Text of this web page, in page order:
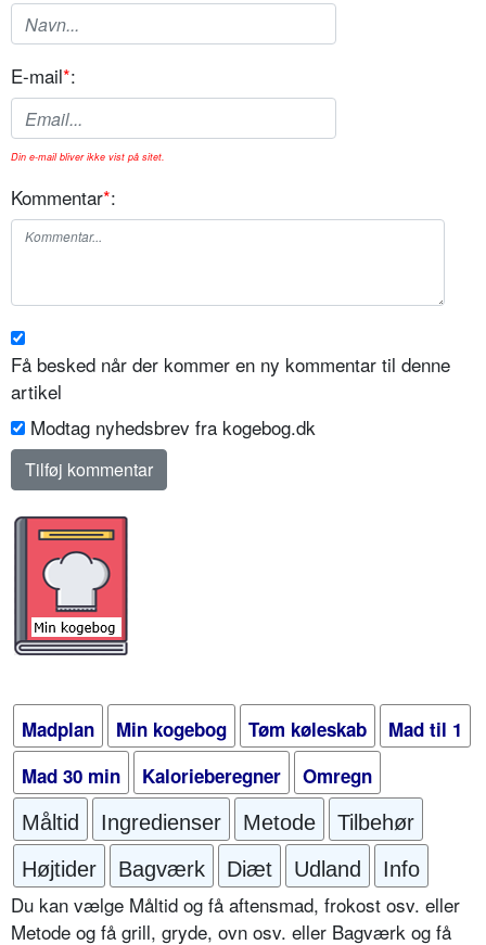
E-mail*:
Din e-mail bliver ikke vist på sitet.
Kommentar*:
Få besked når der kommer en ny kommentar til denne
artikel
Modtag nyhedsbrev fra kogebog.dk
Madplan Min kogebog Tøm køleskab
Mad til 1
Mad 30 min
Kalorieberegner Omregn
Måltid Ingredienser Metode
Tilbehør
Højtider
Bagværk Diæt Udland Info
Du kan vælge Måltid og få aftensmad, frokost osv. eller
Metode og få grill, gryde, ovn osv. eller Bagværk og få